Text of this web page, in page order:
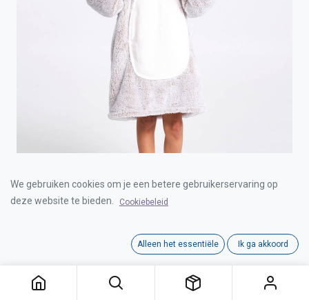
Interne referentie: 00030314
We gebruiken cookies om je een betere gebruikerservaring op
deze website te bieden.
Cookiebeleid
Alleen het essentiële Ik ga akkoord